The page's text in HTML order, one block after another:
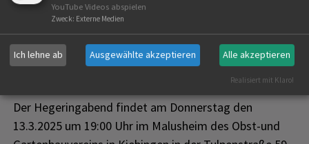
Der Hegeringabend findet am Donnerstag den
13.3.2025 um 19:00 Uhr im Malusheim des Obst-und
YouTube Videos abspielen
Zweck: Externe Medien
Ich lehne ab Ausgewählte akzeptieren Alle akzeptieren
Realisiert mit Klaro!